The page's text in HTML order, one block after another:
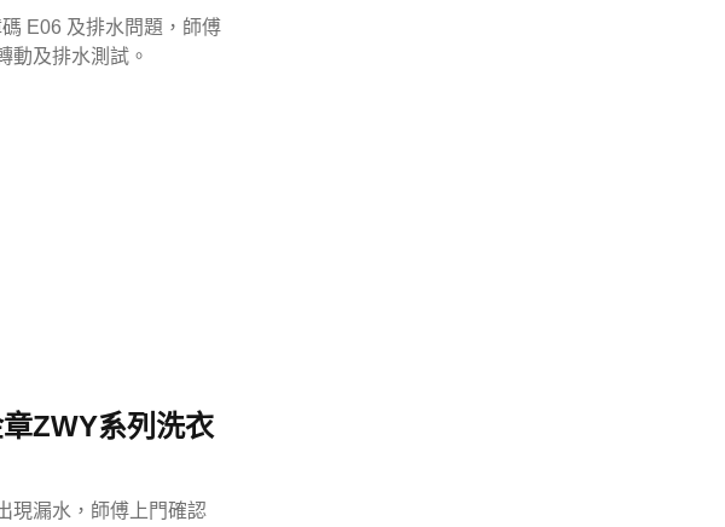
E06 及排水問題，師傅
動及排水測試。
ZWY系列洗衣
現漏水，師傅上門確認